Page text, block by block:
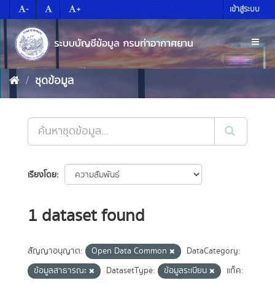
to
content
- + เข้าสู่ระบบ
ชุดข้อมูล
เรียงโดย
1 dataset found
สัญญาอนุญาต: Open Data Common
DataCategory:
ข้อมูลสาธารณะ
DatasetType: ข้อมูลระเบียน
แท็ค: